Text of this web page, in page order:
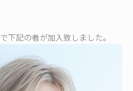
下記の者が加入致しました。